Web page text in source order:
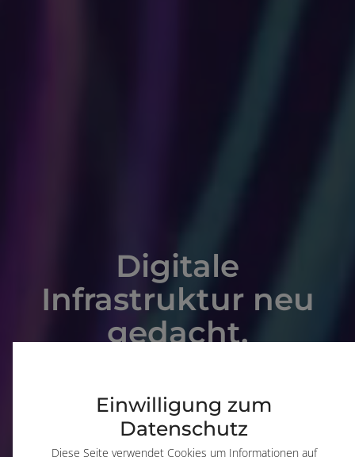
Digitale
Infrastruktur neu
gedacht.
MICUS Strategieberatung
Einwilligung zum
Datenschutz
Diese Seite verwendet Cookies um Informationen auf